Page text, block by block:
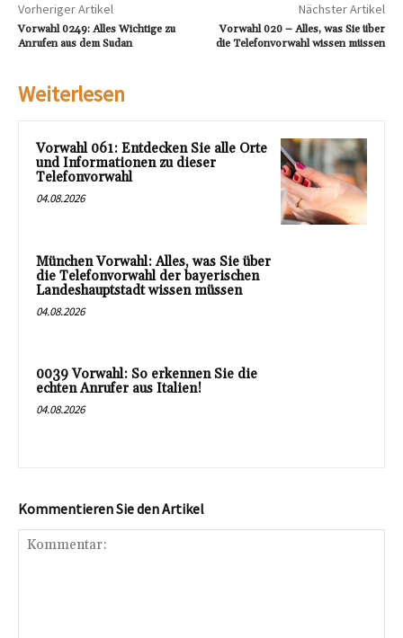
Vorheriger Artikel
Vorwahl 0249: Alles Wichtige zu
Anrufen aus dem Sudan
Nächster Artikel
Vorwahl 020 – Alles, was Sie über
die Telefonvorwahl wissen müssen
Weiterlesen
Vorwahl 061: Entdecken Sie alle Orte
und Informationen zu dieser
Telefonvorwahl
04.08.2026
München Vorwahl: Alles, was Sie über
die Telefonvorwahl der bayerischen
Landeshauptstadt wissen müssen
04.08.2026
0039 Vorwahl: So erkennen Sie die
echten Anrufer aus Italien!
04.08.2026
Kommentieren Sie den Artikel